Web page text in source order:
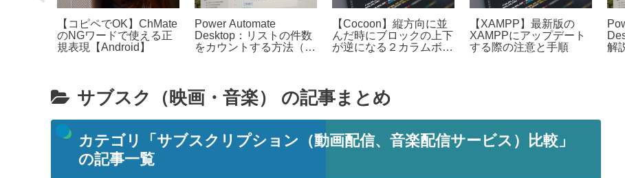
【コピペでOK】ChMate
のNGワードで使える正
規表現【Android】
Power Automate
Desktop：リストの件数
をカウントする方法（プ
【Cocoon】縦方向に並
んだ時にブロックの上下
が逆になる２カラムボッ
【XAMPP】最新版の
XAMPPにアップデート
する際の注意と手順
解
サブスク（映画・音楽） の記事まとめ
カテゴリ「サブスクリプション（動画配信、音楽配信サービス）比較」
の記事一覧